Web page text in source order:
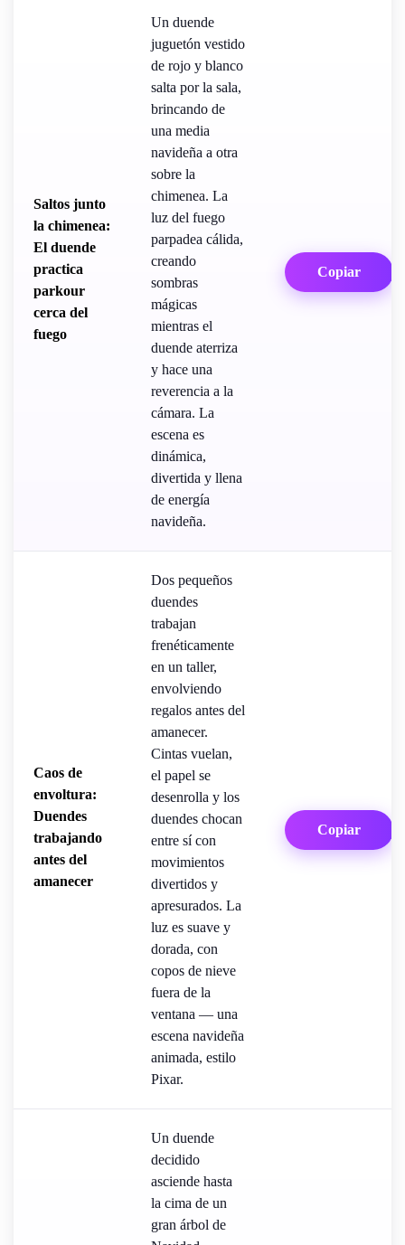
Saltos junto
la chimenea:
El duende
practica
parkour
cerca del
fuego
Un duende
juguetón vestido
de rojo y blanco
salta por la sala,
brincando de
una media
navideña a otra
sobre la
chimenea. La
luz del fuego
parpadea cálida,
creando
sombras
mágicas
mientras el
duende aterriza
y hace una
reverencia a la
cámara. La
escena es
dinámica,
divertida y llena
de energía
navideña.
Copiar
Caos de
envoltura:
Duendes
trabajando
antes del
amanecer
Dos pequeños
duendes
trabajan
frenéticamente
en un taller,
envolviendo
regalos antes del
amanecer.
Cintas vuelan,
el papel se
desenrolla y los
duendes chocan
entre sí con
movimientos
divertidos y
apresurados. La
luz es suave y
dorada, con
copos de nieve
fuera de la
ventana — una
escena navideña
animada, estilo
Pixar.
Copiar
Un duende
decidido
asciende hasta
la cima de un
gran árbol de